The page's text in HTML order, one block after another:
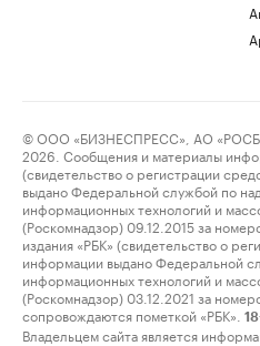
© ООО «БИЗНЕСПРЕСС», АО
2026. Сообщения и материалы
(свидетельство о регистрации
выдано Федеральной службой по
информационных технологий и
(Роскомнадзор) 09.12.2015 за
издания «РБК» (свидетельство о
информации выдано Федеральной
информационных технологий и
(Роскомнадзор) 03.12.2021 за
сопровождаются пометкой «РБК».
Владельцем сайта является